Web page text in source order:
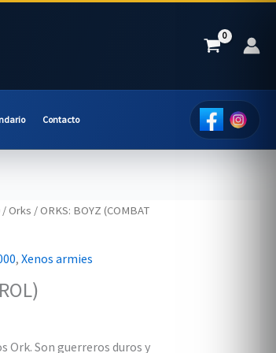
Contacto
/Orks / ORKS: BOYZ (COMBAT
, Xenos armies
Ork. Son guerreros duros y